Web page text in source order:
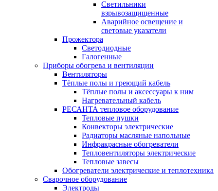
Светильники
взрывозащищенные
Аварийное освещение и
световые указатели
Прожектора
Светодиодные
Галогенные
Приборы обогрева и вентиляции
Вентиляторы
Тёплые полы и греющий кабель
Тёплые полы и аксессуары к ним
Нагревательный кабель
РЕСАНТА тепловое оборудование
Тепловые пушки
Конвекторы электрические
Радиаторы масляные напольные
Инфракрасные обогреватели
Тепловентиляторы электрические
Тепловые завесы
Обогреватели электрические и теплотехника
Сварочное оборудование
Электроды